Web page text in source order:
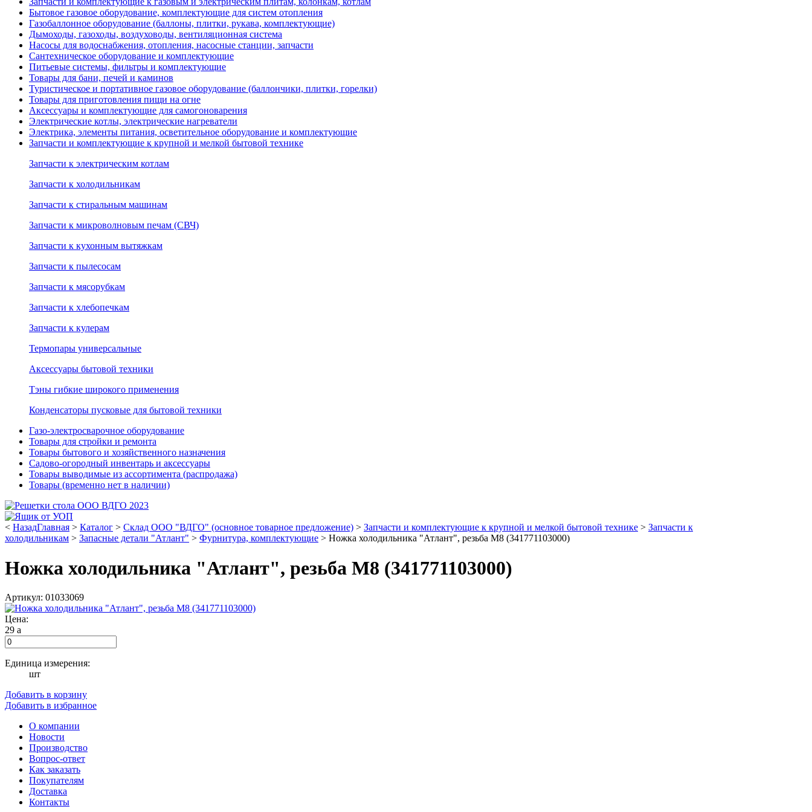
Бытовое газовое оборудование, комплектующие для систем отопления
Газобаллонное оборудование (баллоны, плитки, рукава, комплектующие)
Дымоходы, газоходы, воздуховоды, вентиляционная система
Насосы для водоснабжения, отопления, насосные станции, запчасти
Сантехническое оборудование и комплектующие
Питьевые системы, фильтры и комплектующие
Товары для бани, печей и каминов
Туристическое и портативное газовое оборудование (баллончики, плитки, горелки)
Товары для приготовления пищи на огне
Аксессуары и комплектующие для самогоноварения
Электрические котлы, электрические нагреватели
Электрика, элементы питания, осветительное оборудование и комплектующие
Запчасти и комплектующие к крупной и мелкой бытовой технике
Запчасти к электрическим котлам
Запчасти к холодильникам
Запчасти к стиральным машинам
Запчасти к микроволновым печам (СВЧ)
Запчасти к кухонным вытяжкам
Запчасти к пылесосам
Запчасти к мясорубкам
Запчасти к хлебопечкам
Запчасти к кулерам
Термопары универсальные
Аксессуары бытовой техники
Тэны гибкие широкого применения
Конденсаторы пусковые для бытовой техники
Газо-электросварочное оборудование
Товары для стройки и ремонта
Товары бытового и хозяйственного назначения
Садово-огородный инвентарь и аксессуары
Товары выводимые из ассортимента (распродажа)
Товары (временно нет в наличии)
< НазадГлавная > Каталог > Склад ООО "ВДГО" (основное товарное предложение) > Запчасти и комплектующие к крупной и мелкой бытовой технике > Запчасти к
холодильникам > Запасные детали "Атлант" > Фурнитура, комплектующие > Ножка холодильника "Атлант", резьба М8 (341771103000)
Ножка холодильника "Атлант", резьба М8 (341771103000)
Артикул: 01033069
Цена:
29 a
Единица измерения:
шт
Добавить в корзину
Добавить в избранное
О компании
Новости
Производство
Вопрос-ответ
Как заказать
Покупателям
Доставка
Контакты